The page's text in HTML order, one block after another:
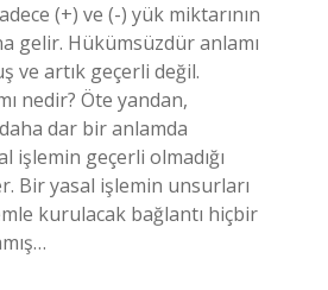
(+) ve (-) yük miktarının
gelir. Hükümsüzdür anlamı
ve artık geçerli değil.
nedir? Öte yandan,
dar bir anlamda
işlemin geçerli olmadığı
Bir yasal işlemin unsurları
kurulacak bağlantı hiçbir